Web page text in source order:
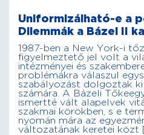
Uniformizálható-e a
Dilemmák a Bázel II
1987-ben a New York-i
figyelmeztető jel volt a
intézményei és
problémákra válaszul
szabályozást dolgoztak ki
számára. A Bázeli
ismertté vált alapelvek
szakmai körökben, s e
nyomán mára az
változatának keretei közt